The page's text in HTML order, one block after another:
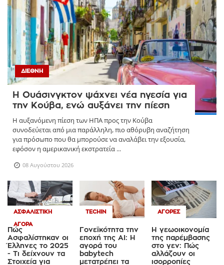
ΔΙΕΘΝΉ
Η Ουάσινγκτον ψάχνει νέα ηγεσία για
την Κούβα, ενώ αυξάνει την πίεση
Η αυξανόμενη πίεση των ΗΠΑ προς την Κούβα
συνοδεύεται από μια παράλληλη, πιο αθόρυβη αναζήτηση
για πρόσωπο που θα μπορούσε να αναλάβει την εξουσία,
εφόσον η αμερικανική εκστρατεία ...
08 Αυγούστου 2026
ΑΣΦΑΛΙΣΤΙΚΉ
ΑΓΟΡΆ
Πώς
Ασφαλίστηκαν οι
Έλληνες το 2025
- Τι δείχνουν τα
Στοιχεία για
TECHIN
Γονεϊκότητα την
εποχή της AI: Η
αγορά του
babytech
μετατρέπει τα
ΑΓΟΡΈΣ
Η γεωοικονομία
της παρέμβασης
στο γεν: Πώς
αλλάζουν οι
ισορροπίες